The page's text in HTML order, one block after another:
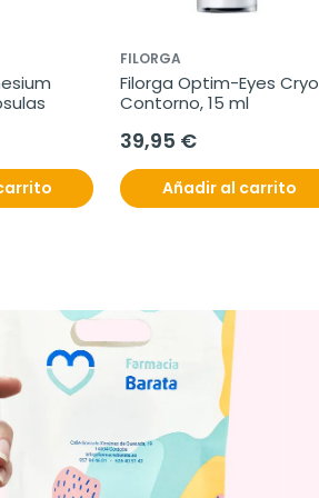
FILORGA
Filorga Optim-Eyes Cryo
Contorno, 15 ml
39,95 €
Añadir al carrito